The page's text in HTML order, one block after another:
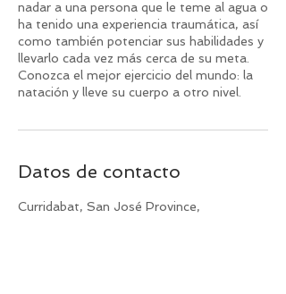
nadar a una persona que le teme al agua o
ha tenido una experiencia traumática, así
como también potenciar sus habilidades y
llevarlo cada vez más cerca de su meta.
Conozca el mejor ejercicio del mundo: la
natación y lleve su cuerpo a otro nivel.
Datos de contacto
Curridabat, San José Province,